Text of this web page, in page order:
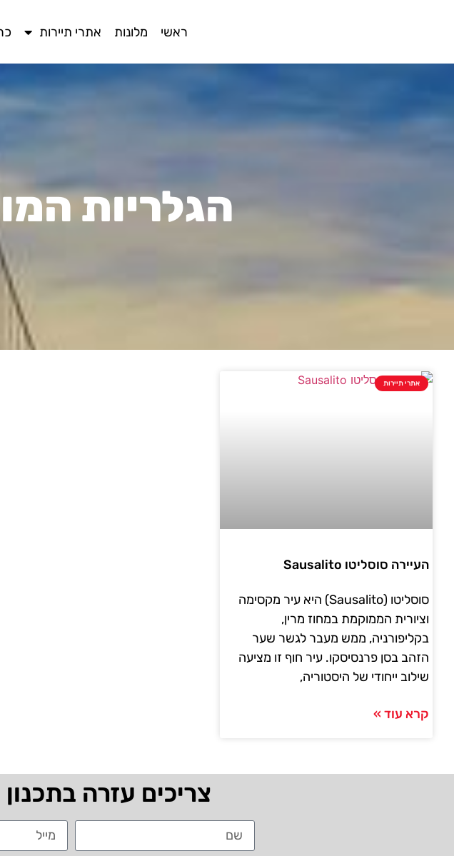
ראשי מלונות אתרי תיירות
הגלריות
אתרי תיירות
העיירה סוסליטו Sausalito
סוסליטו (Sausalito) היא עיר מקסימה
וציורית הממוקמת במחוז מרין,
בקליפורניה, ממש מעבר לגשר שער
הזהב בסן פרנסיסקו. עיר חוף זו מציעה
שילוב ייחודי של היסטוריה,
קרא עוד »
צריכים עזרה